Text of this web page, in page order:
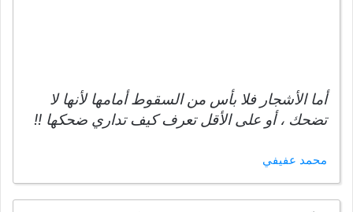
أما الأشجار فلا بأس من السقوط أمامها لأنها لا
تضحك ، أو على الأقل تعرف كيف تداري ضحكها !!
محمد عفيفي